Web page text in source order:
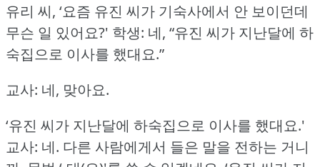
유리 씨, ‘요즘 유진 씨가 기숙사에서 안 보이던데
무슨 일 있어요?' 학생: 네, “유진 씨가 지난달에 하
숙집으로 이사를 했대요.”
교사: 네, 맞아요.
‘유진 씨가 지난달에 하숙집으로 이사를 했대요.'
교사: 네. 다른 사람에게서 들은 말을 전하는 거니